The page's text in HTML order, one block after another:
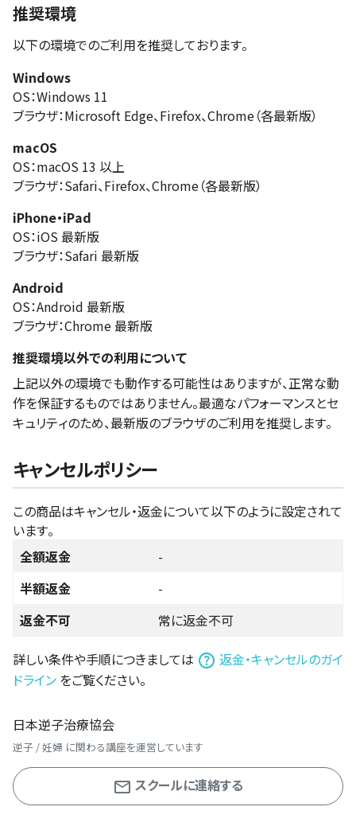
推奨環境
以下の環境でのご利用を推奨しております。
Windows
OS：Windows 11
ブラウザ：Microsoft Edge、Firefox、Chrome（各最新版）
macOS
OS：macOS 13 以上
ブラウザ：Safari、Firefox、Chrome（各最新版）
iPhone・iPad
OS：iOS 最新版
ブラウザ：Safari 最新版
Android
OS：Android 最新版
ブラウザ：Chrome 最新版
推奨環境以外での利用について
上記以外の環境でも動作する可能性はありますが、正常な動
作を保証するものではありません。最適なパフォーマンスとセ
キュリティのため、最新版のブラウザのご利用を推奨します。
キャンセルポリシー
この商品はキャンセル・返金について以下のように設定されて
います。
全額返金
-
半額返金
-
返金不可
常に返金不可
詳しい条件や手順につきましては
返金・キャンセルのガイ
ドライン をご覧ください。
日本逆子治療協会
逆子 / 妊婦 に関わる講座を運営しています
スクールに連絡する